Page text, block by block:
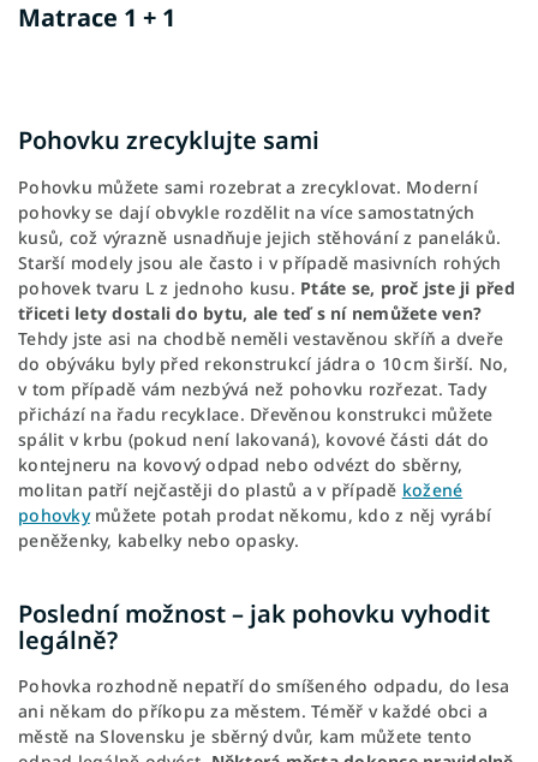
Matrace 1 + 1
Pohovku zrecyklujte sami
Pohovku můžete sami rozebrat a zrecyklovat. Moderní
pohovky se dají obvykle rozdělit na více samostatných
kusů, což výrazně usnadňuje jejich stěhování z paneláků.
Starší modely jsou ale často i v případě masivních rohých
pohovek tvaru L z jednoho kusu. Ptáte se, proč jste ji před
třiceti lety dostali do bytu, ale teď s ní nemůžete ven?
Tehdy jste asi na chodbě neměli vestavěnou skříň a dveře
do obýváku byly před rekonstrukcí jádra o 10 cm širší. No,
v tom případě vám nezbývá než pohovku rozřezat. Tady
přichází na řadu recyklace. Dřevěnou konstrukci můžete
spálit v krbu (pokud není lakovaná), kovové části dát do
kontejneru na kovový odpad nebo odvézt do sběrny,
molitan patří nejčastěji do plastů a v případě kožené
pohovkymůžete potah prodat někomu, kdo z něj vyrábí
peněženky, kabelky nebo opasky.
Poslední možnost – jak pohovku vyhodit
legálně?
Pohovka rozhodně nepatří do smíšeného odpadu, do lesa
ani někam do příkopu za městem. Téměř v každé obci a
městě na Slovensku je sběrný dvůr, kam můžete tento